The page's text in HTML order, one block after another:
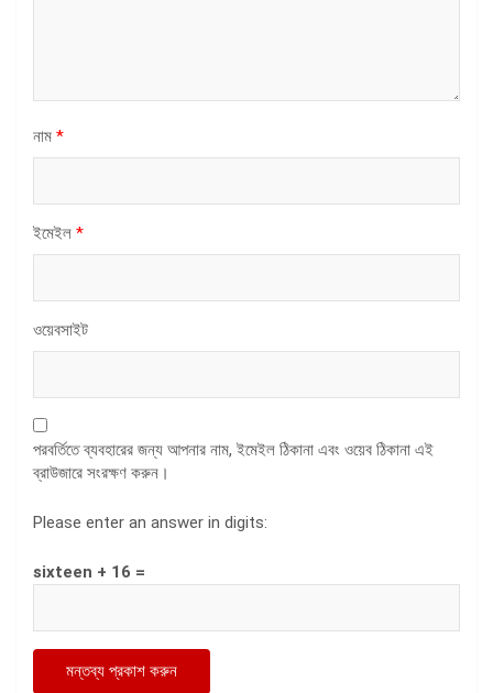
নাম *
ইমেইল *
ওয়েবসাইট
পরবর্তিতে ব্যবহারের জন্য আপনার নাম, ইমেইল ঠিকানা এবং ওয়েব ঠিকানা এই
ব্রাউজারে সংরক্ষণ করুন।
Please enter an answer in digits:
sixteen + 16 =